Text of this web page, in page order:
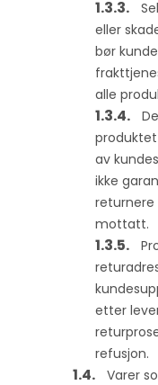
eller
bør
alle
av
ikke
returnere
mottatt.
etter
refusjon.
Varer